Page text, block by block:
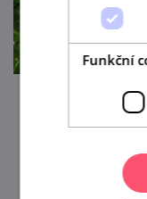
Výstava
Funkční